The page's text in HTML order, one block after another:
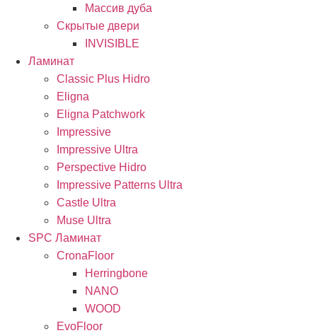
Массив дуба
Скрытые двери
INVISIBLE
Ламинат
Classic Plus Hidro
Eligna
Eligna Patchwork
Impressive
Impressive Ultra
Perspective Hidro
Impressive Patterns Ultra
Castle Ultra
Muse Ultra
SPC Ламинат
CronaFloor
Herringbone
NANO
WOOD
EvoFloor